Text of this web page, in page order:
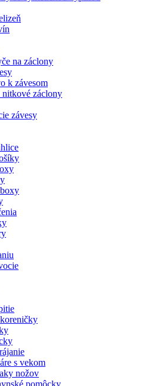
na záclony
k závesom
nitkové záclony
závesy
s vekom
nožov
pomôcky